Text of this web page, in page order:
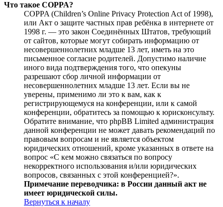
Что такое COPPA?
COPPA (Children’s Online Privacy Protection Act of 1998),
или Акт о защите частных прав ребёнка в интернете от
1998 г. — это закон Соединённых Штатов, требующий
от сайтов, которые могут собирать информацию от
несовершеннолетних младше 13 лет, иметь на это
письменное согласие родителей. Допустимо наличие
иного вида подтверждения того, что опекуны
разрешают сбор личной информации от
несовершеннолетних младше 13 лет. Если вы не
уверены, применимо ли это к вам, как к
регистрирующемуся на конференции, или к самой
конференции, обратитесь за помощью к юрисконсульту.
Обратите внимание, что phpBB Limited администрация
данной конференции не может давать рекомендаций по
правовым вопросам и не является объектом
юридических отношений, кроме указанных в ответе на
вопрос «С кем можно связаться по вопросу
некорректного использования и/или юридических
вопросов, связанных с этой конференцией?».
Примечание переводчика: в России данный акт не
имеет юридической силы.
Вернуться к началу